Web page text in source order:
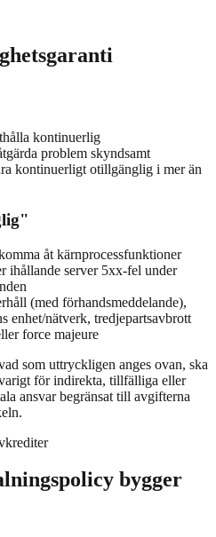
kontinuerlig
problem skyndsamt
kontinuerligt otillgänglig i mer än
åt kärnprocessfunktioner
ihållande server 5xx-fel under
(med förhandsmeddelande),
enhet/nätverk, tredjepartsavbrott
force majeure
som uttryckligen anges ovan, ska
för indirekta, tillfälliga eller
ansvar begränsat till avgifterna
bygger